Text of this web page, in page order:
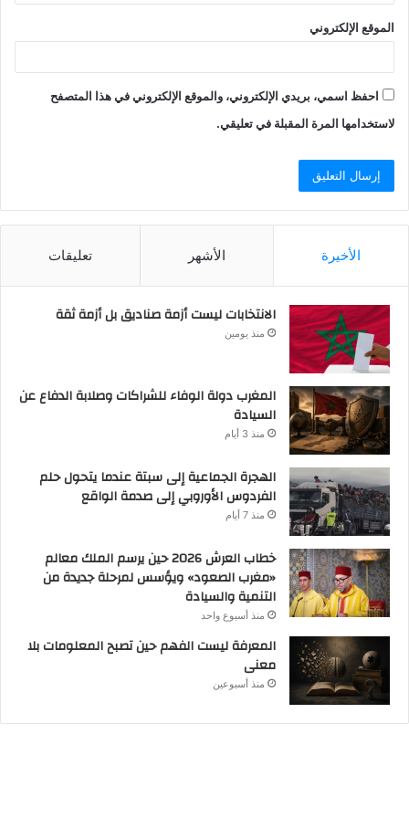
الموقع الإلكتروني
احفظ اسمي، بريدي الإلكتروني، والموقع الإلكتروني في هذا المتصفح
لاستخدامها المرة المقبلة في تعليقي.
الأخيرة الأشهر تعليقات
الانتخابات ليست أزمة صناديق بل أزمة ثقة
منذ يومين
المغرب دولة الوفاء للشراكات وصلابة الدفاع عن
السيادة
منذ 3 أيام
الهجرة الجماعية إلى سبتة عندما يتحول حلم
الفردوس الأوروبي إلى صدمة الواقع
منذ 7 أيام
خطاب العرش 2026 حين يرسم الملك معالم
«مغرب الصعود» ويؤسس لمرحلة جديدة من
التنمية والسيادة
منذ أسبوع واحد
المعرفة ليست الفهم حين تصبح المعلومات بلا
معنى
منذ أسبوعين